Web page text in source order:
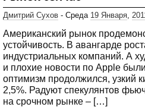
Дмитрий Сухов - Среда 19 Января
Американский рынок
устойчивость. В авангарде
индустриальных компаний. А
и плохие новости по Apple
оптимизм продолжился, узкий
2,5%. Радуют спекулянтов
на срочном рынке – […]